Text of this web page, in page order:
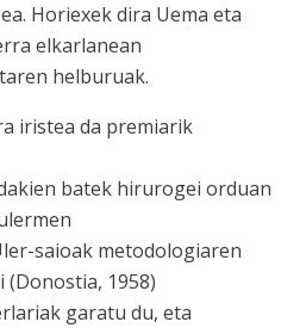
Horiexek dira Uema eta
elkarlanean
helburuak.
iristea da premiarik
batek hirurogei orduan
saioak metodologiaren
(Donostia, 1958)
garatu du, eta